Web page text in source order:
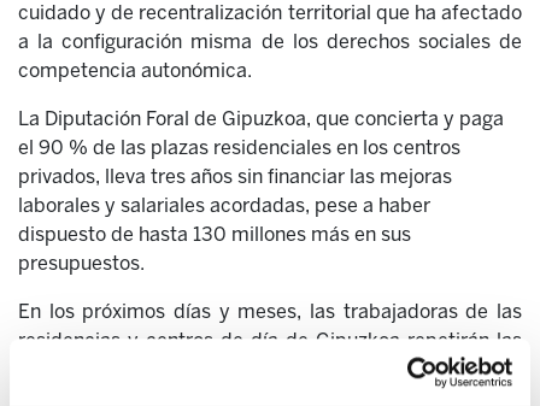
cuidado y de recentralización territorial que ha afectado
a la configuración misma de los derechos sociales de
competencia autonómica.
La Diputación Foral de Gipuzkoa, que concierta y paga
el 90 % de las plazas residenciales en los centros
privados, lleva tres años sin financiar las mejoras
laborales y salariales acordadas, pese a haber
dispuesto de hasta 130 millones más en sus
presupuestos.
En los próximos días y meses, las trabajadoras de las
residencias y centros de día de Gipuzkoa repetirán las
jornadas de huelga convocadas por ELA que iniciaron a